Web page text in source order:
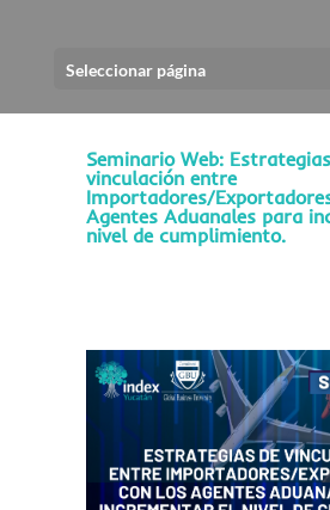
Seleccionar página
Seminario Web:
vinculación entre
Importadores/
Agentes Aduanales para
nivel de cumplimiento.